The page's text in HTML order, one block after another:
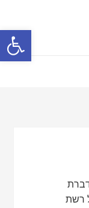
פתח סרגל נגישות
רשת